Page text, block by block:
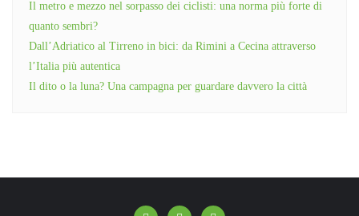
Il metro e mezzo nel sorpasso dei ciclisti: una norma più forte di
quanto sembri?
Dall’Adriatico al Tirreno in bici: da Rimini a Cecina attraverso
l’Italia più autentica
Il dito o la luna? Una campagna per guardare davvero la città